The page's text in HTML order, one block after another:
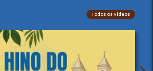
Todos os Vídeos